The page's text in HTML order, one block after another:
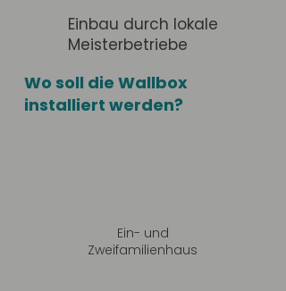
Einbau durch lokale
Meisterbetriebe
Wo soll die Wallbox
installiert werden?
Ein- und
Zweifamilienhaus